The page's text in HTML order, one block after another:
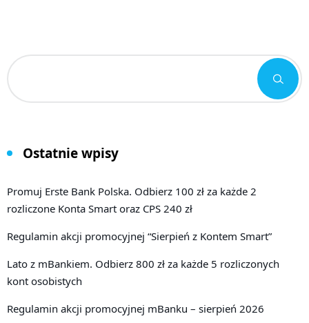
Ostatnie wpisy
Promuj Erste Bank Polska. Odbierz 100 zł za każde 2
rozliczone Konta Smart oraz CPS 240 zł
Regulamin akcji promocyjnej “Sierpień z Kontem Smart”
Lato z mBankiem. Odbierz 800 zł za każde 5 rozliczonych
kont osobistych
Regulamin akcji promocyjnej mBanku – sierpień 2026